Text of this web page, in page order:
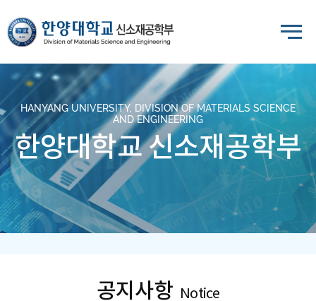
HANYANG UNIVERSITY, DIVISION OF MATERIALS SCIENCE
AND ENGINEERING
한양대학교 신소재공학부
공지사항 Notice